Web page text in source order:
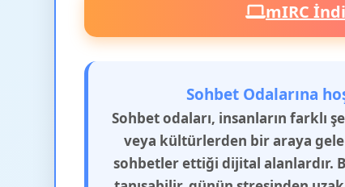
mIRC
Sohbet Odalarına
Sohbet odaları, insanların farklı
veya kültürlerden bir araya
sohbetler ettiği dijital alanlardır.